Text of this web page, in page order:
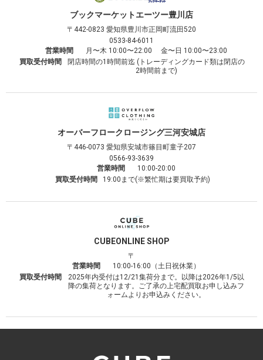
ブックマーケットエーツー豊川店
〒442-0823 愛知県豊川市正岡町流田520
0533-84-6011
営業時間
月〜木 10:00〜22:00 金〜日 10:00〜23:00
買取受付時間
閉店時間の1時間前迄 (トレーディングカード類は閉店の
2時間前まで)
オーバーフロークロージング三河安城店
〒446-0073 愛知県安城市篠目町童子207
0566-93-3639
営業時間
10:00-20:00
買取受付時間
19:00まで(※繁忙期は要買取予約)
CUBEONLINE SHOP
〒
営業時間
10:00-16:00（土日祝休業）
買取受付時間
2025年内受付は12/21集荷分まで。以降は2026年1/5以
降の集荷となります。ご了承の上宅配買取お申し込みフ
ォームよりお申込みください。